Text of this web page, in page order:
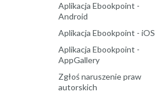
Aplikacja Ebookpoint -
Android
Aplikacja Ebookpoint - iOS
Aplikacja Ebookpoint -
AppGallery
Zgłoś naruszenie praw
autorskich